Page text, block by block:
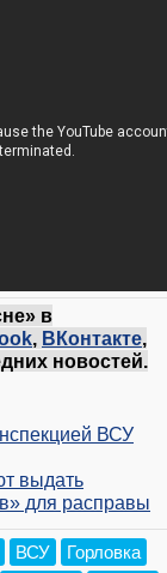
в
, ВКонтакте,
новостей.
ВСУ
выдать
для расправы
ВСУ
Горловка